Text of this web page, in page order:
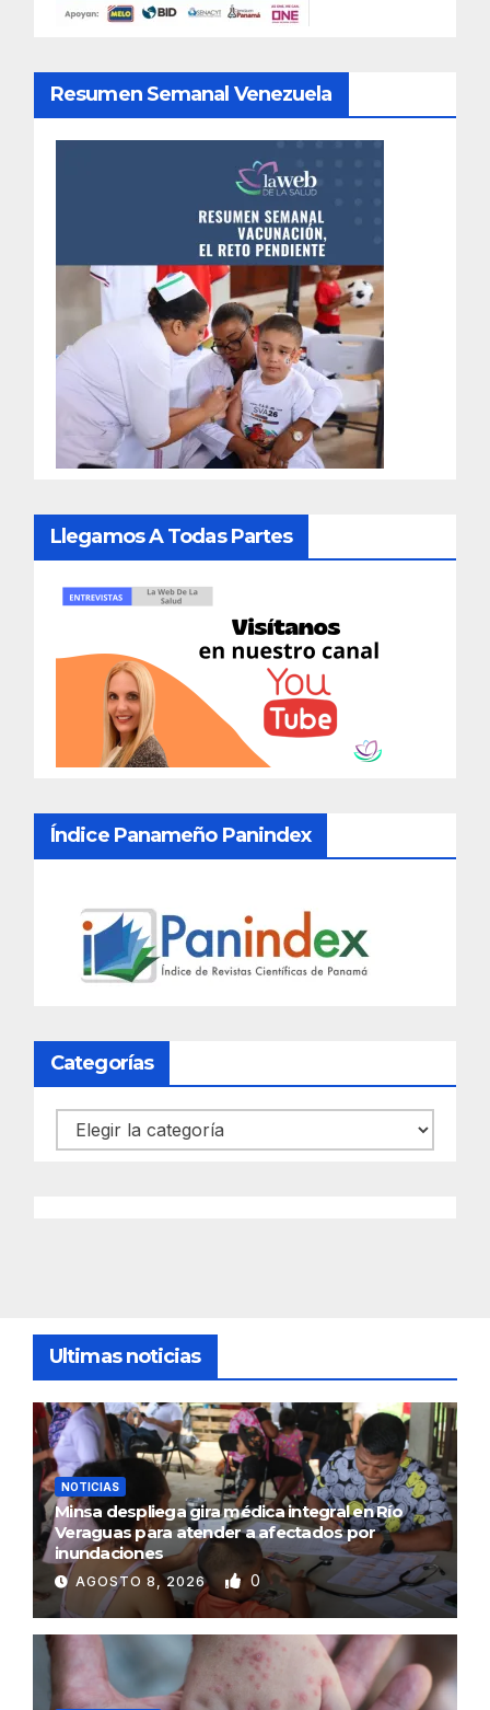
Resumen Semanal Venezuela
Llegamos A Todas Partes
Índice Panameño Panindex
Categorías
Categorías
Ultimas noticias
NOTICIAS
Minsa despliega gira médica integral en Río
Veraguas para atender a afectados por
inundaciones
AGOSTO 8, 2026 0